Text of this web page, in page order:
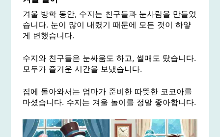
겨울 방학 동안, 수지는 친구들과 눈사람을 만들었
습니다. 눈이 많이 내렸기 때문에 모든 것이 하얗
게 변했습니다.
수지와 친구들은 눈싸움도 하고, 썰매도 탔습니다.
모두가 즐거운 시간을 보냈습니다.
집에 돌아와서는 엄마가 준비한 따뜻한 코코아를
마셨습니다. 수지는 겨울 놀이를 정말 좋아합니다.